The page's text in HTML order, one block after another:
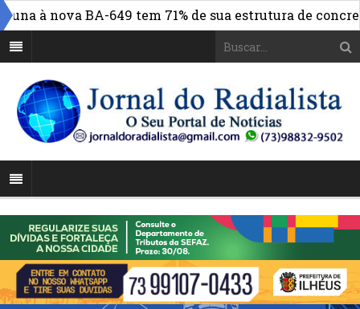
nova BA-649 tem 71% de sua estrutura de concreto